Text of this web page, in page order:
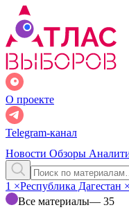
О проекте
Telegram-канал
Новости Обзоры
1 ×Республика Дагестан ×
Все материалы— 35